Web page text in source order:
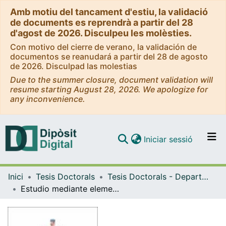
Amb motiu del tancament d'estiu, la validació
de documents es reprendrà a partir del 28
d'agost de 2026. Disculpeu les molèsties.
Con motivo del cierre de verano, la validación de
documentos se reanudará a partir del 28 de agosto
de 2026. Disculpad las molestias
Due to the summer closure, document validation will
resume starting August 28, 2026. We apologize for
any inconvenience.
Navega per tot el DD
Iniciar sessió (current)
Inici Tesis Doctorals
Tesis Doctorals - Departament - Cirurgia i Especialitats Quirúrgiques
Estudio mediante elementos finitos de prótesis tumorales de rodilla en niños y adolescentes